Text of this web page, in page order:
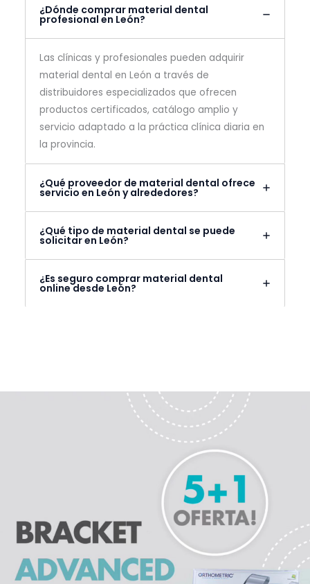
¿Dónde comprar material dental
profesional en León?
Las clínicas y profesionales pueden adquirir
material dental en León a través de
distribuidores especializados que ofrecen
productos certificados, catálogo amplio y
servicio adaptado a la práctica clínica diaria en
la provincia.
¿Qué proveedor de material dental ofrece
servicio en León y alrededores?
¿Qué tipo de material dental se puede
solicitar en León?
¿Es seguro comprar material dental
online desde León?